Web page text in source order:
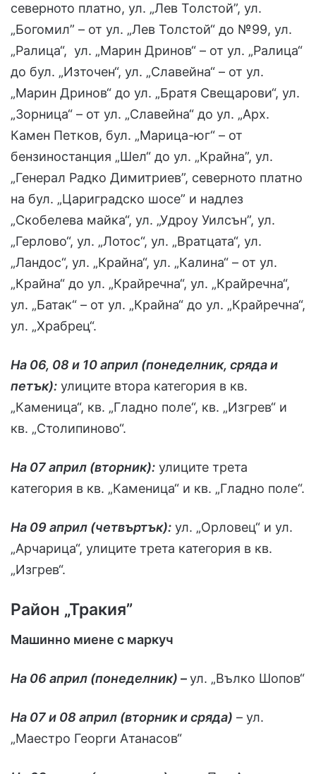
северното платно, ул. „Лев Толстой”, ул.
„Богомил” – от ул. „Лев Толстой“ до №99, ул.
„Ралица“, ул. „Марин Дринов“ – от ул. „Ралица“
до бул. „Източен“, ул. „Славейна“ – от ул.
„Марин Дринов“ до ул. „Братя Свещарови“, ул.
„Зорница“ – от ул. „Славейна“ до ул. „Арх.
Камен Петков, бул. „Марица-юг“ – от
бензиностанция „Шел“ до ул. „Крайна”, ул.
„Генерал Радко Димитриев”, северното платно
на бул. „Цариградско шосе” и надлез
„Скобелева майка“, ул. „Удроу Уилсън”, ул.
„Герлово“, ул. „Лотос“, ул. „Вратцата“, ул.
„Ландос“, ул. „Крайна“, ул. „Калина“ – от ул.
„Крайна“ до ул. „Крайречна“, ул. „Крайречна“,
ул. „Батак“ – от ул. „Крайна“ до ул. „Крайречна“,
ул. „Храбрец“.
На 06, 08 и 10 април (понеделник, сряда и
петък): улиците втора категория в кв.
„Каменица“, кв. „Гладно поле“, кв. „Изгрев“ и
кв. „Столипиново“.
На 07 април (вторник): улиците трета
категория в кв. „Каменица“ и кв. „Гладно поле“.
На 09 април (четвъртък): ул. „Орловец“ и ул.
„Арчарица“, улиците трета категория в кв.
„Изгрев“.
Район „Тракия”
Машинно миене с маркуч
На 06 април (понеделник) –ул. „Вълко Шопов“
На 07 и 08 април (вторник и сряда) – ул.
„Маестро Георги Атанасов“